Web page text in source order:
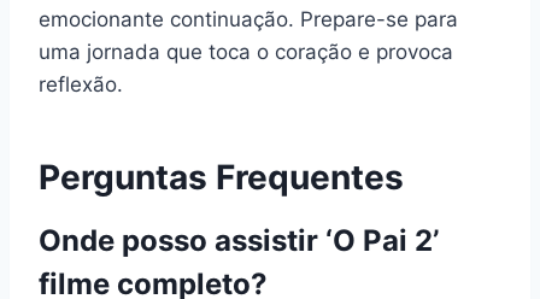
emocionante continuação. Prepare-se para
uma jornada que toca o coração e provoca
reflexão.
Perguntas Frequentes
Onde posso assistir ‘O Pai 2’
filme completo?